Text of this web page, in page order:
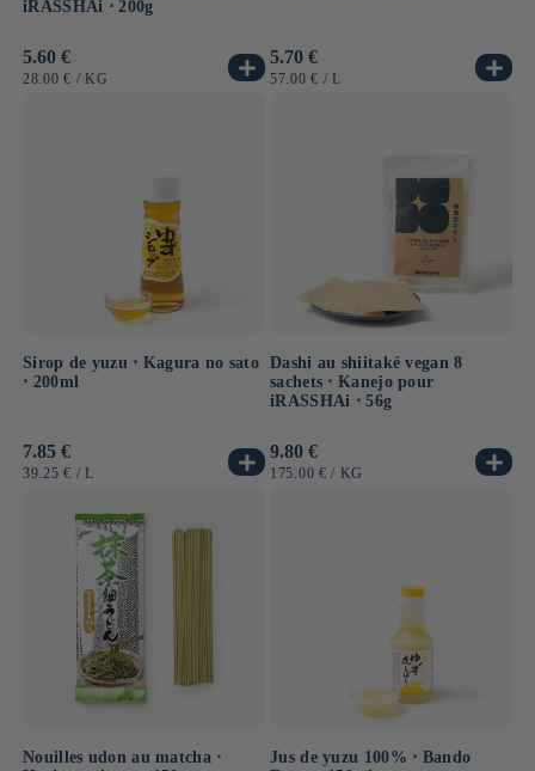
iRASSHAi ⋅ 200g
Prix
habituel
5.60 €
PRIX
28.00 € / PAR
KG
Prix
habituel
5.70 €
PRIX
57.00 € / PAR
L
Sirop de yuzu ⋅ Kagura no sato
⋅ 200ml
Prix
habituel
7.85 €
PRIX
39.25 € / PAR
L
Dashi au shiitaké vegan 8
sachets ⋅ Kanejo pour
iRASSHAi ⋅ 56g
Prix
habituel
9.80 €
PRIX
175.00 € / PAR
KG
Nouilles udon au matcha ⋅
Jus de yuzu 100% ⋅ Bando